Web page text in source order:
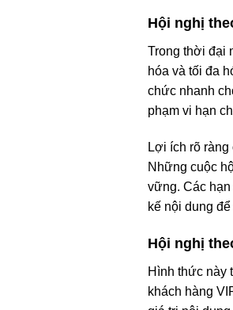
Hội nghị
Trong thời đại
hóa và tối đa
chức nhanh
phạm vi hạn
Lợi ích rõ
Những cuộc
vững. Các hạn
kế nội dung
Hội nghị
Hình thức này
khách hàng